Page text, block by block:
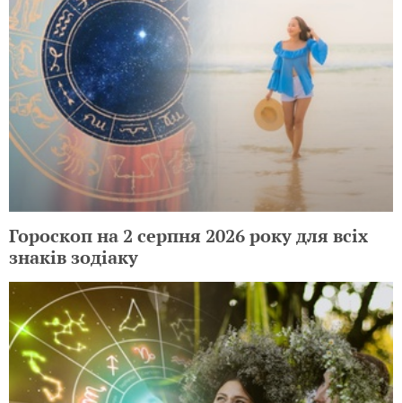
Гороскоп на 2 серпня 2026 року для всіх
знаків зодіаку